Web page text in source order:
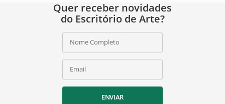
Quer receber novidades
do Escritório de Arte?
Nome Completo
Email
ENVIAR